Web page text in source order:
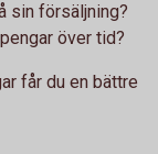
sin försäljning?
över tid?
får du en bättre